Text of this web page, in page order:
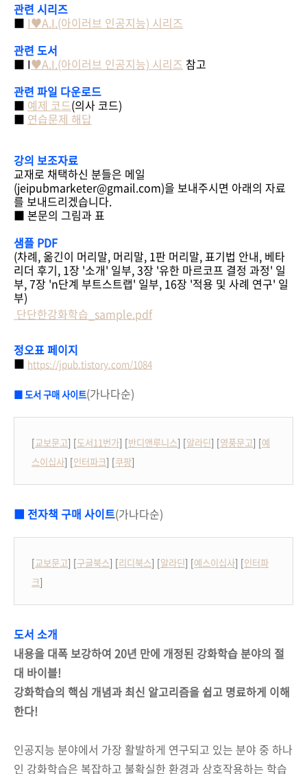
관련 시리즈
■ I♥A.I.(아이러브 인공지능) 시리즈
관련 도서
■ I♥A.I.(아이러브 인공지능) 시리즈 참고
관련 파일 다운로드
■ 예제 코드(의사 코드)
■ 연습문제 해답
강의 보조자료
교재로 채택하신 분들은 메일
(jeipubmarketer@gmail.com)을 보내주시면 아래의 자료
를 보내드리겠습니다.
■ 본문의 그림과 표
샘플 PDF
(차례, 옮긴이 머리말, 머리말, 1판 머리말, 표기법 안내, 베타
리더 후기, 1장 '소개' 일부, 3장 '유한 마르코프 결정 과정' 일
부, 7장 'n단계 부트스트랩' 일부, 16장 '적용 및 사례 연구' 일
부)
단단한강화학습_sample.pdf
정오표 페이지
■ https://jpub.tistory.com/1084
■도서 구매 사이트(가나다순)
[교보문고] [도서11번가] [반디앤루니스] [알라딘] [영풍문고] [예
스이십사] [인터파크] [쿠팡]
■ 전자책 구매 사이트(가나다순)
[교보문고] [구글북스] [리디북스] [알라딘] [예스이십사] [인터파
크]
도서 소개
내용을 대폭 보강하여 20년 만에 개정된 강화학습 분야의 절
대 바이블!
강화학습의 핵심 개념과 최신 알고리즘을 쉽고 명료하게 이해
한다!
인공지능 분야에서 가장 활발하게 연구되고 있는 분야 중 하나
인 강화학습은 복잡하고 불확실한 환경과 상호작용하는 학습